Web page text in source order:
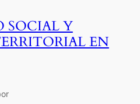
SOCIAL Y
EN